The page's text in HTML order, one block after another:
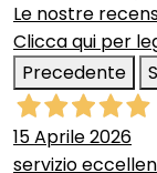
Le nostre
Clicca qui per
Precedente
15 Aprile 2026
servizio